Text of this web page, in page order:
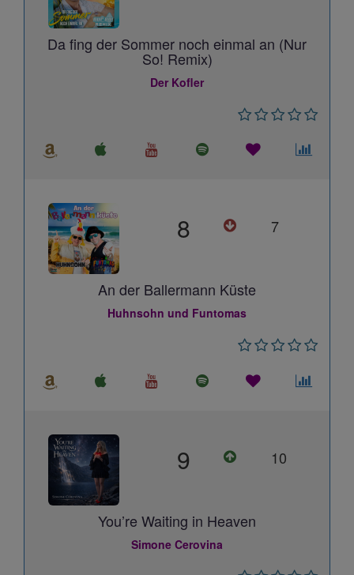
Da fing der Sommer noch einmal an (Nur
So! Remix)
Der Kofler
8 7
An der Ballermann Küste
Huhnsohn und Funtomas
9 10
You’re Waiting in Heaven
Simone Cerovina